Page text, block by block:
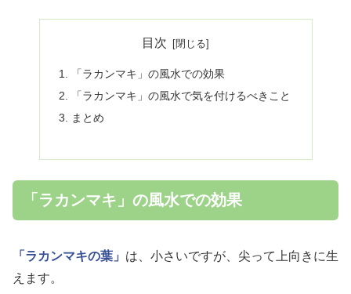
目次
「ラカンマキ」の風水での効果
「ラカンマキ」の風水で気を付けるべきこと
まとめ
「ラカンマキ」の風水での効果
「ラカンマキの葉」 は、小さいですが、尖って上向きに生
えます。